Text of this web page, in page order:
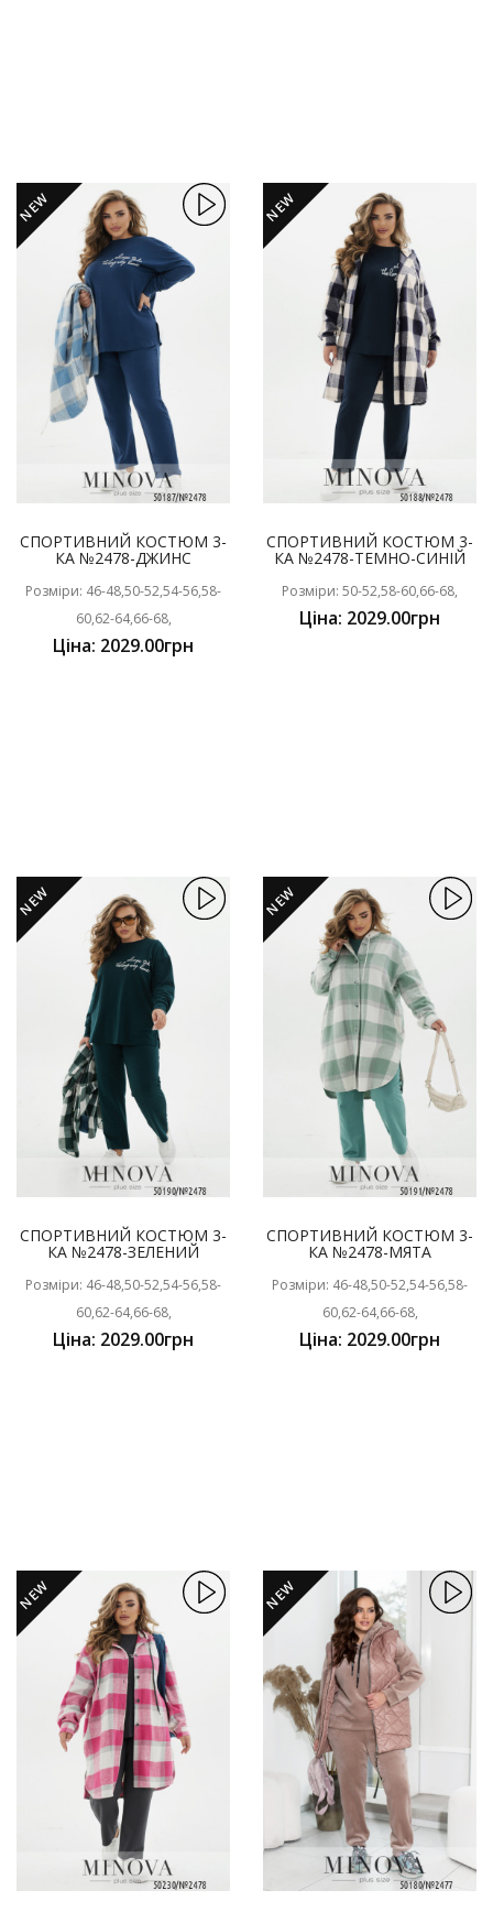
NEW
СПОРТИВНИЙ КОСТЮМ 3-
КА №2478-ДЖИНС
Розміри: 46-48,50-52,54-56,58-
60,62-64,66-68,
Ціна: 2029.00грн
NEW
СПОРТИВНИЙ КОСТЮМ 3-
КА №2478-ТЕМНО-СИНІЙ
Розміри: 50-52,58-60,66-68,
Ціна: 2029.00грн
NEW
СПОРТИВНИЙ КОСТЮМ 3-
КА №2478-ЗЕЛЕНИЙ
Розміри: 46-48,50-52,54-56,58-
60,62-64,66-68,
Ціна: 2029.00грн
NEW
СПОРТИВНИЙ КОСТЮМ 3-
КА №2478-МЯТА
Розміри: 46-48,50-52,54-56,58-
60,62-64,66-68,
Ціна: 2029.00грн
NEW NEW